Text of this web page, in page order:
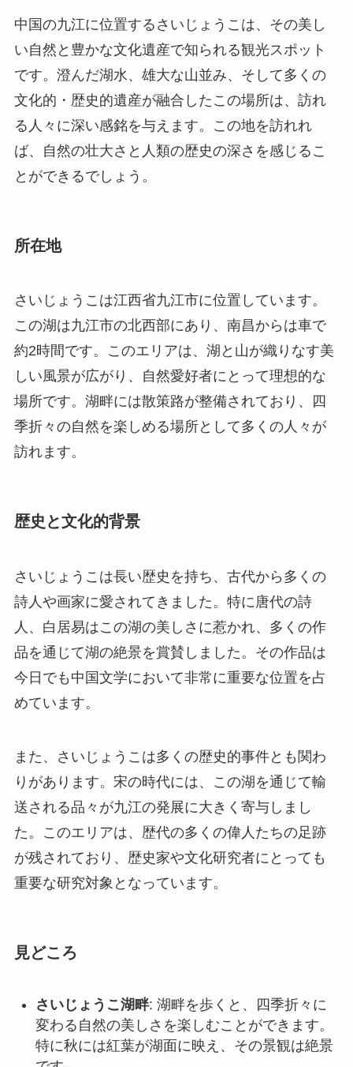
ば、自然の壮大さと人類の歴史の深さを感じるこ
とができるでしょう。
所在地
さいじょうこは江西省九江市に位置しています。
しい風景が広がり、自然愛好者にとって理想的な
季折々の自然を楽しめる場所として多くの人々が
訪れます。
歴史と文化的背景
さいじょうこは長い歴史を持ち、古代から多くの
品を通じて湖の絶景を賞賛しました。その作品は
めています。
また、さいじょうこは多くの歴史的事件とも関わ
りがあります。宋の時代には、この湖を通じて輸
送される品々が九江の発展に大きく寄与しまし
た。このエリアは、歴代の多くの偉人たちの足跡
重要な研究対象となっています。
見どころ
さいじょうこ湖畔: 湖畔を歩くと、四季折々に
です。
深く知ることができます。
伝統的な市場: 地元の特産品や工芸品を購入で
きる市場も近くにあり、地域の文化を肌で感じ